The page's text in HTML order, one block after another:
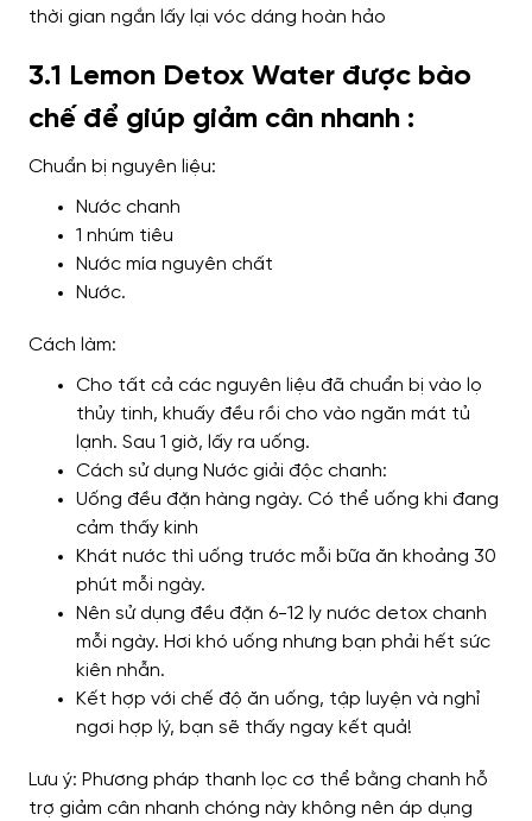
thời gian ngắn lấy lại vóc dáng hoàn hảo
3.1 Lemon Detox Water được bào
chế để giúp giảm cân nhanh :
Chuẩn bị nguyên liệu:
Nước chanh
1 nhúm tiêu
Nước mía nguyên chất
Nước.
Cách làm:
Cho tất cả các nguyên liệu đã chuẩn bị vào lọ
thủy tinh, khuấy đều rồi cho vào ngăn mát tủ
lạnh. Sau 1 giờ, lấy ra uống.
Cách sử dụng Nước giải độc chanh:
Uống đều đặn hàng ngày. Có thể uống khi đang
cảm thấy kinh
Khát nước thì uống trước mỗi bữa ăn khoảng 30
phút mỗi ngày.
Nên sử dụng đều đặn 6-12 ly nước detox chanh
mỗi ngày. Hơi khó uống nhưng bạn phải hết sức
kiên nhẫn.
Kết hợp với chế độ ăn uống, tập luyện và nghỉ
ngơi hợp lý, bạn sẽ thấy ngay kết quả!
Lưu ý: Phương pháp thanh lọc cơ thể bằng chanh hỗ
trợ giảm cân nhanh chóng này không nên áp dụng